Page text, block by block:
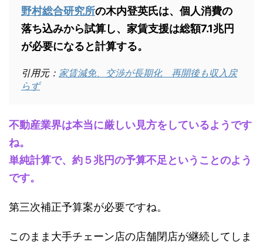
野村総合研究所の木内登英氏は、個人消費の
落ち込みから試算し、家賃支援は総額7.1兆円
が必要になると計算する。
引用元： 家賃減免、交渉が長期化 再開後も収入戻
らず
不動産業界は本当に厳しい見方をしているようです
ね。
単純計算で、約５兆円の予算不足ということのよう
です。
第三次補正予算案が必要ですね。
このまま大手チェーン店の店舗閉店が継続してしま